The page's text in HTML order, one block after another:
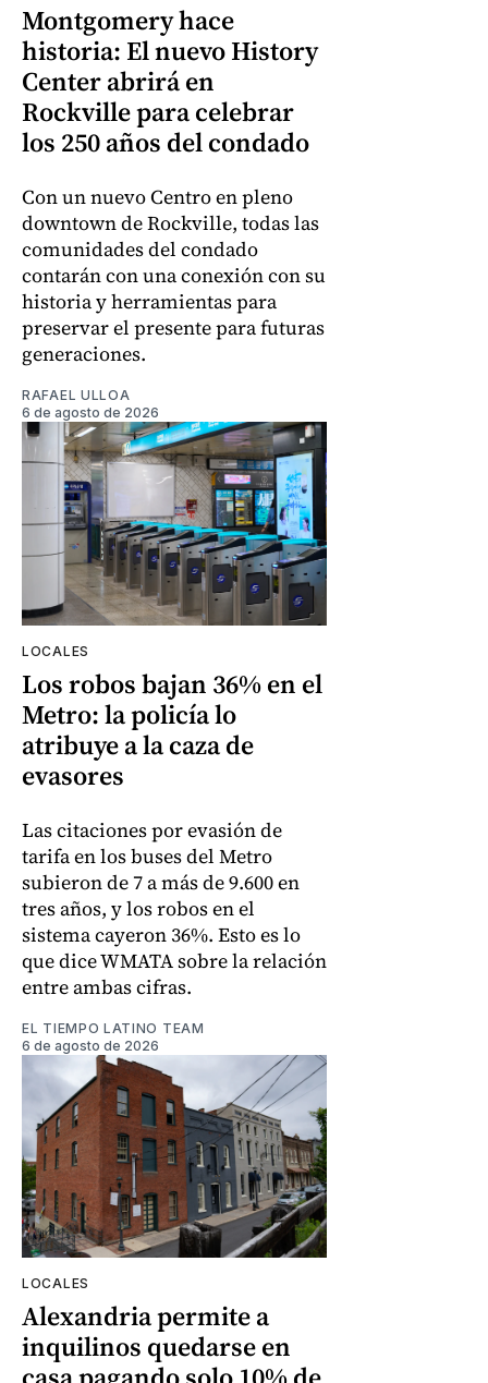
Montgomery hace
historia: El nuevo History
Center abrirá en
Rockville para celebrar
los 250 años del condado
Con un nuevo Centro en pleno
downtown de Rockville, todas las
comunidades del condado
contarán con una conexión con su
historia y herramientas para
preservar el presente para futuras
generaciones.
RAFAEL ULLOA
6 de agosto de 2026
LOCALES
Los robos bajan 36% en el
Metro: la policía lo
atribuye a la caza de
evasores
Las citaciones por evasión de
tarifa en los buses del Metro
subieron de 7 a más de 9.600 en
tres años, y los robos en el
sistema cayeron 36%. Esto es lo
que dice WMATA sobre la relación
entre ambas cifras.
EL TIEMPO LATINO TEAM
6 de agosto de 2026
LOCALES
Alexandria permite a
inquilinos quedarse en